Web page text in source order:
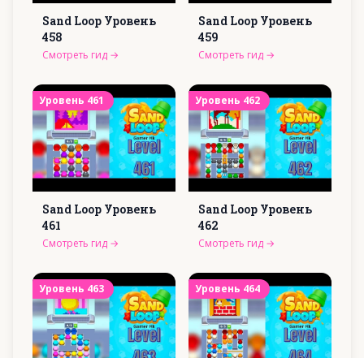
Sand Loop Уровень
458
Смотреть гид →
Sand Loop Уровень
459
Смотреть гид →
Уровень 461
Sand Loop Уровень
461
Смотреть гид →
Уровень 462
Sand Loop Уровень
462
Смотреть гид →
Уровень 463 Уровень 464